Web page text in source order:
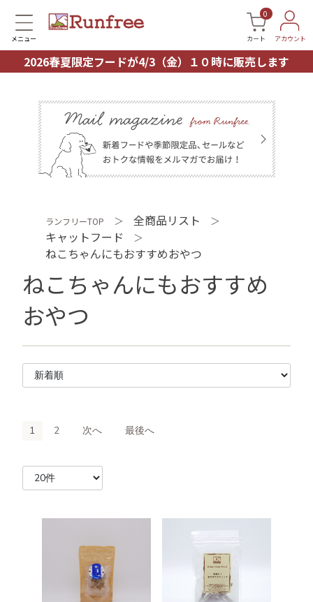
メニュー
0
カート アカウント
2026春夏限定フードが4/3（金）１０時に販売します
ランフリーTOP ＞ 全商品リスト ＞
キャットフード ＞
ねこちゃんにもおすすめおやつ
ねこちゃんにもおすすめ
おやつ
1 2 次へ 最後へ